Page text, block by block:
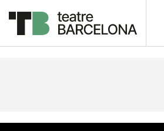
Descripción Ficha artística